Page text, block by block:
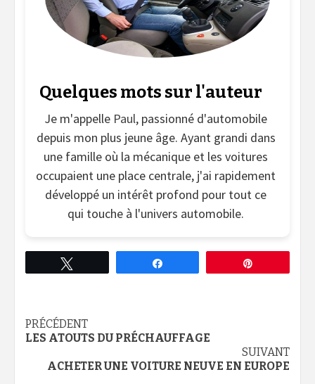
Quelques mots sur l'auteur
Je m'appelle Paul, passionné d'automobile
depuis mon plus jeune âge. Ayant grandi dans
une famille où la mécanique et les voitures
occupaient une place centrale, j'ai rapidement
développé un intérêt profond pour tout ce
qui touche à l'univers automobile.
Continue
Reading
PRÉCÉDENT
LES ATOUTS DU PRÉCHAUFFAGE
SUIVANT
ACHETER UNE VOITURE NEUVE EN EUROPE